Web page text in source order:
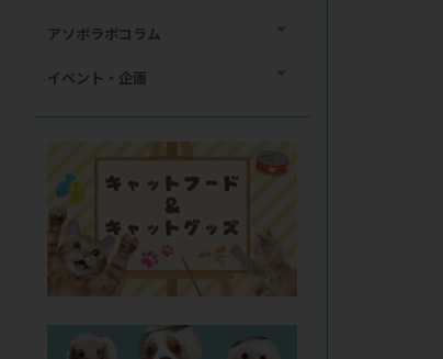
アソボラボコラム
イベント・企画